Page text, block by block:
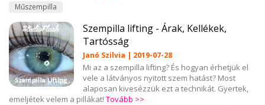
Műszempilla
Szempilla lifting - Árak, Kellékek,
Tartósság
Janó Szilvia | 2019-07-28
Mi az a szempilla lifting? És hogyan érhetjük el
vele a látványos nyitott szem hatást? Most
alaposan kivesézzük ezt a technikát. Gyertek,
emeljétek velem a pillákat! Tovább >>